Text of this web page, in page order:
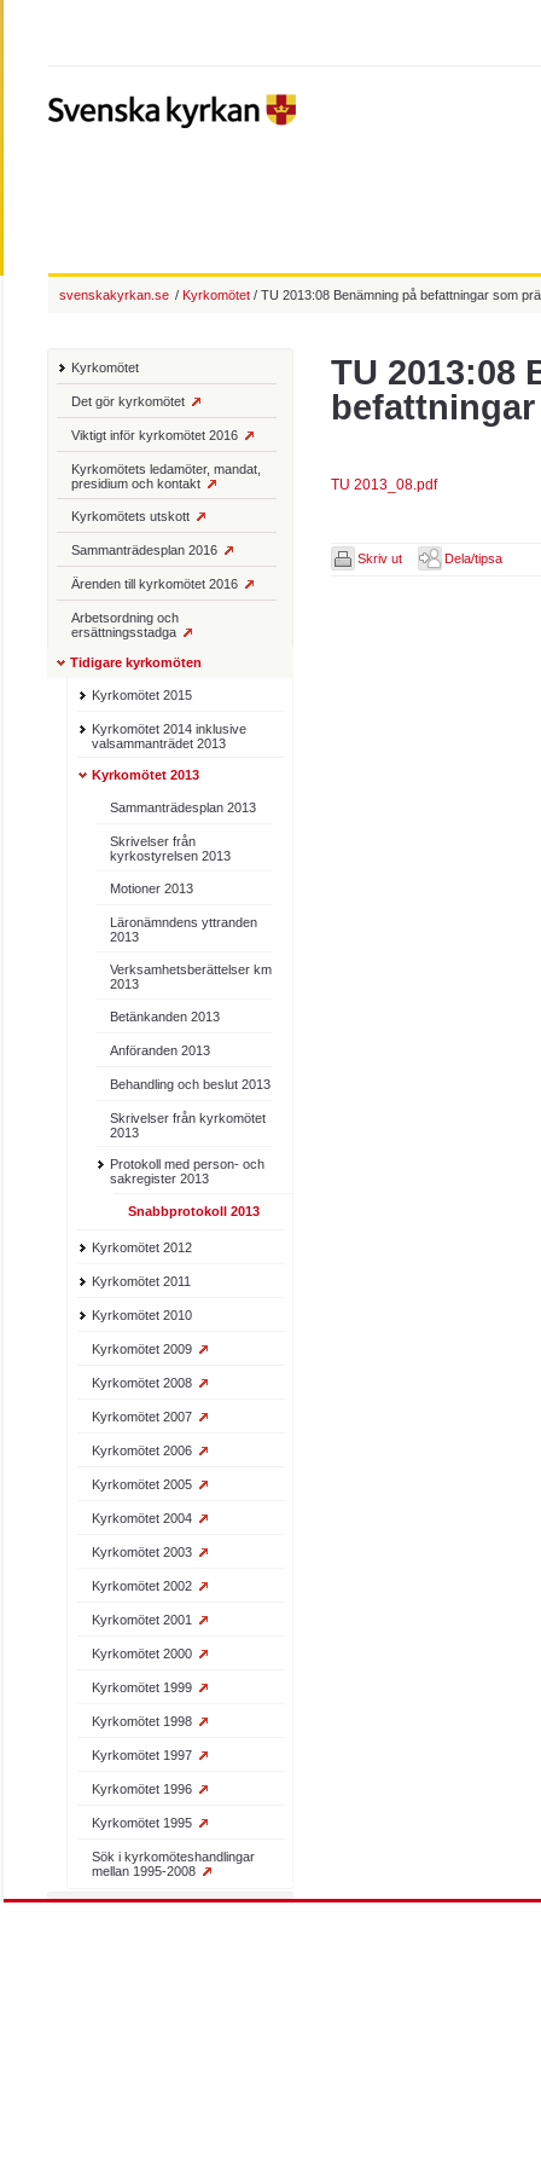
TU 2013:08
TU 2013_08.pdf
Skriv ut Dela/tipsa
Kyrkomötet
Det gör kyrkomötet
Viktigt inför kyrkomötet 2016
Kyrkomötets ledamöter, mandat,
presidium och kontakt
Kyrkomötets utskott
Sammanträdesplan 2016
Ärenden till kyrkomötet 2016
Arbetsordning och
ersättningsstadga
Tidigare kyrkomöten
Kyrkomötet 2015
Kyrkomötet 2014 inklusive
valsammanträdet 2013
Kyrkomötet 2013
Sammanträdesplan 2013
Skrivelser från
kyrkostyrelsen 2013
Motioner 2013
Läronämndens yttranden
2013
Verksamhetsberättelser km
2013
Betänkanden 2013
Anföranden 2013
Behandling och beslut 2013
Skrivelser från kyrkomötet
2013
Protokoll med person- och
sakregister 2013
Snabbprotokoll 2013
Kyrkomötet 2012
Kyrkomötet 2011
Kyrkomötet 2010
Kyrkomötet 2009
Kyrkomötet 2008
Kyrkomötet 2007
Kyrkomötet 2006
Kyrkomötet 2005
Kyrkomötet 2004
Kyrkomötet 2003
Kyrkomötet 2002
Kyrkomötet 2001
Kyrkomötet 2000
Kyrkomötet 1999
Kyrkomötet 1998
Kyrkomötet 1997
Kyrkomötet 1996
Kyrkomötet 1995
Sök i kyrkomöteshandlingar
mellan 1995-2008
svenskakyrkan.se / Kyrkomötet / TU 2013:08 Benämning på befattningar som